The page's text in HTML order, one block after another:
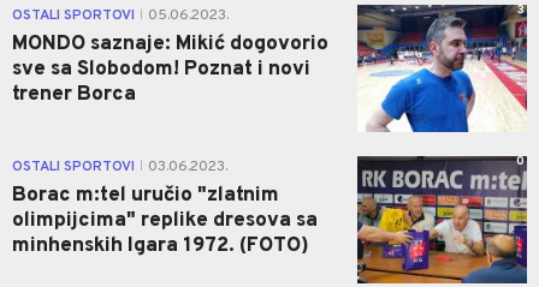
OSTALI SPORTOVI 05.06.2023.
MONDO saznaje: Mikić dogovorio
sve sa Slobodom! Poznat i novi
trener Borca
3
OSTALI SPORTOVI 03.06.2023.
Borac m:tel uručio "zlatnim
olimpijcima" replike dresova sa
minhenskih Igara 1972. (FOTO)
0